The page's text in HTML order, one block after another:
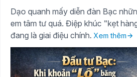
Dạo quanh mấy diễn đàn Bạc
em tâm tư quá. Điệp khúc "kẹt
đang là giai điệu chính. Xem thêm